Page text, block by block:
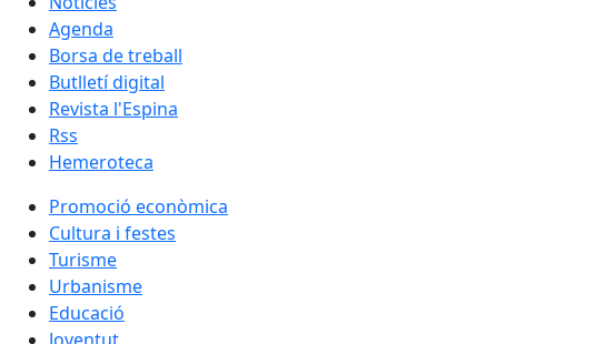
Agenda
Borsa de treball
Butlletí digital
Revista l'Espina
Rss
Hemeroteca
Promoció econòmica
Cultura i festes
Turisme
Urbanisme
Educació